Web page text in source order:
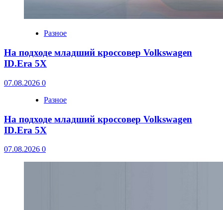
Разное
На подходе младший кроссовер Volkswagen
ID.Era 5X
07.08.2026 0
Разное
На подходе младший кроссовер Volkswagen
ID.Era 5X
07.08.2026 0